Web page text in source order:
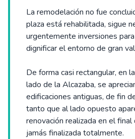
La remodelación no fue
plaza está rehabilitada, sigue
urgentemente inversiones
dignificar el entorno de gran
De forma casi rectangular, en
lado de la Alcazaba, se
edificaciones antiguas, de fin
tanto que al lado opuesto
renovación realizada en el
jamás finalizada totalmente.